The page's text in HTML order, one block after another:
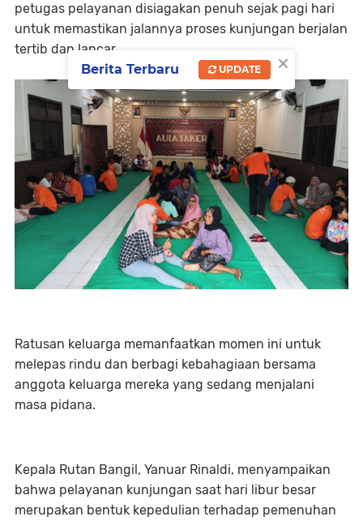
petugas pelayanan disiagakan penuh sejak pagi hari
untuk memastikan jalannya proses kunjungan berjalan
tertib dan lancar.
Ratusan keluarga memanfaatkan momen ini untuk
melepas rindu dan berbagi kebahagiaan bersama
anggota keluarga mereka yang sedang menjalani
masa pidana.
Kepala Rutan Bangil, Yanuar Rinaldi, menyampaikan
bahwa pelayanan kunjungan saat hari libur besar
merupakan bentuk kepedulian terhadap pemenuhan
×
Berita Terbaru UPDATE